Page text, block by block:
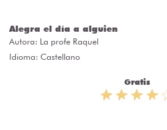
Alegra el día a alguien
Autora: La profe Raquel
Idioma: Castellano
Gratis